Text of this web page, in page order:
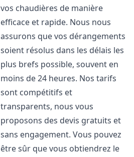
vos chaudières de manière
efficace et rapide. Nous nous
assurons que vos dérangements
soient résolus dans les délais les
plus brefs possible, souvent en
moins de 24 heures. Nos tarifs
sont compétitifs et
transparents, nous vous
proposons des devis gratuits et
sans engagement. Vous pouvez
être sûr que vous obtiendrez le